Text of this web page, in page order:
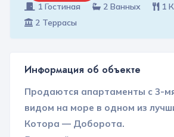
1 Гостиная
2 Ванных
1
2 Террасы
Информация об объекте
Продаются апартаменты с 3-
видом на море в одном из
Котора — Доборота.